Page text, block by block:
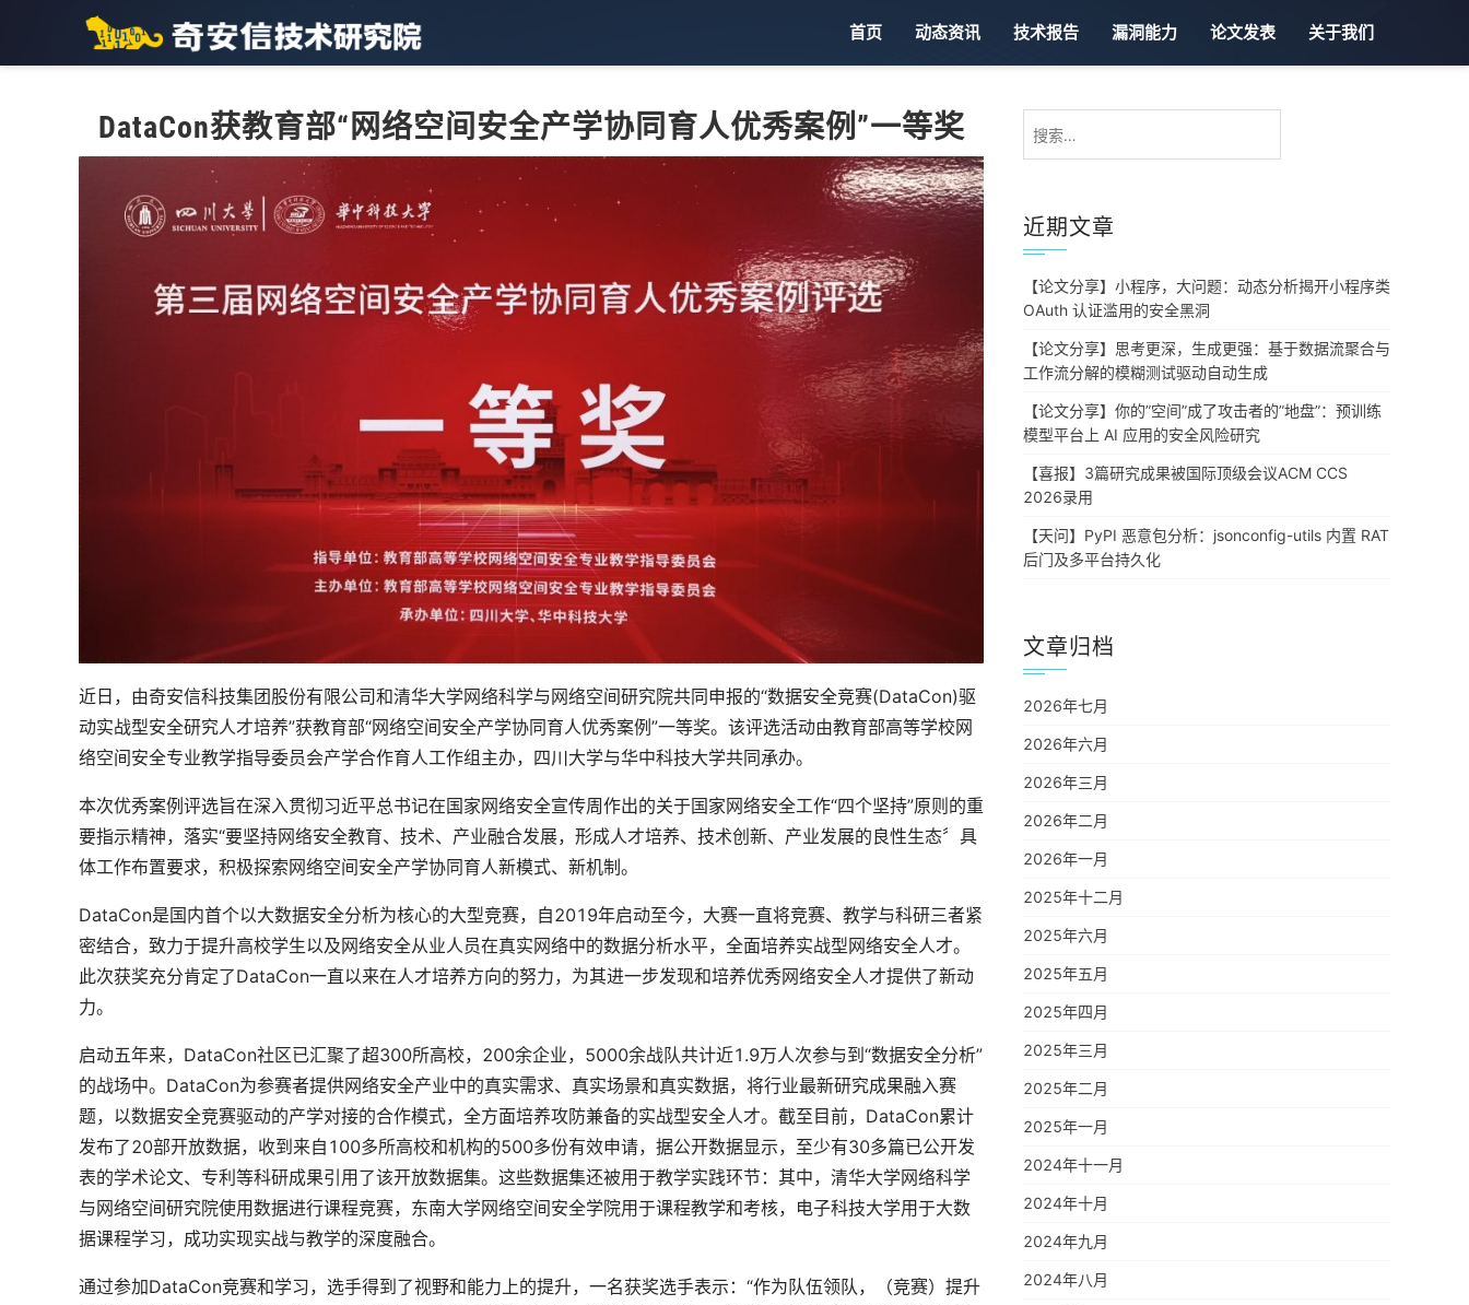
首页 动态资讯 技术报告 漏洞能力 论文发表 关于我们
DataCon获教育部“网络空间安全产学协同育人优秀案例”一等奖
近日，由奇安信科技集团股份有限公司和清华大学网络科学与网络空间研究院共同申报的“数据安全竞赛(DataCon)驱
动实战型安全研究人才培养”获教育部“网络空间安全产学协同育人优秀案例”一等奖。该评选活动由教育部高等学校网
络空间安全专业教学指导委员会产学合作育人工作组主办，四川大学与华中科技大学共同承办。
本次优秀案例评选旨在深入贯彻习近平总书记在国家网络安全宣传周作出的关于国家网络安全工作“四个坚持”原则的重
要指示精神，落实“要坚持网络安全教育、技术、产业融合发展，形成人才培养、技术创新、产业发展的良性生态〞具
体工作布置要求，积极探索网络空间安全产学协同育人新模式、新机制。
DataCon是国内首个以大数据安全分析为核心的大型竞赛，自2019年启动至今，大赛一直将竞赛、教学与科研三者紧
密结合，致力于提升高校学生以及网络安全从业人员在真实网络中的数据分析水平，全面培养实战型网络安全人才。
此次获奖充分肯定了DataCon一直以来在人才培养方向的努力，为其进一步发现和培养优秀网络安全人才提供了新动
力。
启动五年来，DataCon社区已汇聚了超300所高校，200余企业，5000余战队共计近1.9万人次参与到“数据安全分析”
的战场中。DataCon为参赛者提供网络安全产业中的真实需求、真实场景和真实数据，将行业最新研究成果融入赛
题，以数据安全竞赛驱动的产学对接的合作模式，全方面培养攻防兼备的实战型安全人才。截至目前，DataCon累计
发布了20部开放数据，收到来自100多所高校和机构的500多份有效申请，据公开数据显示，至少有30多篇已公开发
表的学术论文、专利等科研成果引用了该开放数据集。这些数据集还被用于教学实践环节：其中，清华大学网络科学
与网络空间研究院使用数据进行课程竞赛，东南大学网络空间安全学院用于课程教学和考核，电子科技大学用于大数
据课程学习，成功实现实战与教学的深度融合。
通过参加DataCon竞赛和学习，选手得到了视野和能力上的提升，一名获奖选手表示：“作为队伍领队，（竞赛）提升
索：
近期文章
【论文分享】小程序，大问题：动态分析揭开小程序类
OAuth 认证滥用的安全黑洞
【论文分享】思考更深，生成更强：基于数据流聚合与
工作流分解的模糊测试驱动自动生成
【论文分享】你的”空间”成了攻击者的”地盘”：预训练
模型平台上 AI 应用的安全风险研究
【喜报】3篇研究成果被国际顶级会议ACM CCS
2026录用
【天问】PyPI 恶意包分析：jsonconfig-utils 内置 RAT
后门及多平台持久化
文章归档
2026年七月
2026年六月
2026年三月
2026年二月
2026年一月
2025年十二月
2025年六月
2025年五月
2025年四月
2025年三月
2025年二月
2025年一月
2024年十一月
2024年十月
2024年九月
2024年八月